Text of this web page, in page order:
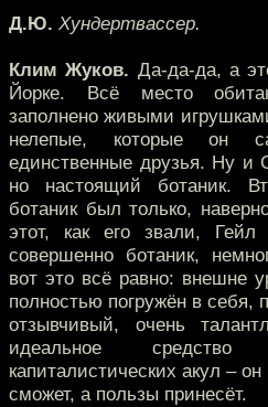
Д.Ю. Хундертвассер.
Клим Жуков. Да-да-да, а
Йорке. Всё место
заполнено живыми
нелепые, которые он
единственные друзья. Ну и
но настоящий ботаник.
ботаник был только,
этот, как его звали, Гейл
совершенно ботаник,
вот это всё равно: внешне
полностью погружён в себя,
отзывчивый, очень
идеальное средство
капиталистических акул –
сможет, а пользы принесёт.